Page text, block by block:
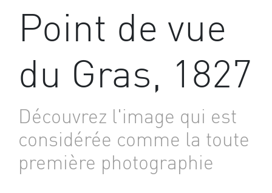
Point de vue
du Gras, 1827
Découvrez l'image qui est
considérée comme la toute
première photographie